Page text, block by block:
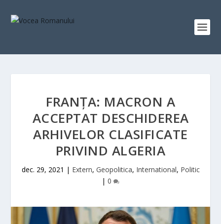
FRANŢA: MACRON A
ACCEPTAT DESCHIDEREA
ARHIVELOR CLASIFICATE
PRIVIND ALGERIA
dec. 29, 2021 | Extern, Geopolitica, International, Politic
| 0